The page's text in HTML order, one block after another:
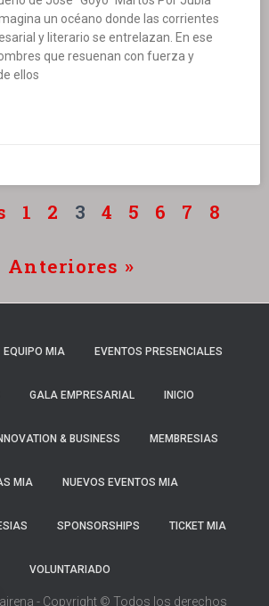
un océano donde las corrientes
y literario se entrelazan. En ese
que resuenan con fuerza y
ellos
1 2 3 4 5 6 7 8
Anteriores »
EQUIPO MIA EVENTOS PRESENCIALES
GALA EMPRESARIAL INICIO
& BUSINESS MEMBRESIAS
MIA NUEVOS EVENTOS MIA
SPONSORSHIPS TICKET MIA
VOLUNTARIADO
- Copyright © Todos los derechos